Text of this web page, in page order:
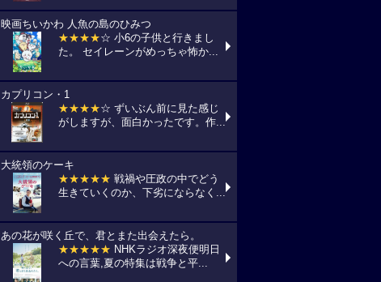
映画ちいかわ 人魚の島のひみつ
★★★★☆ 小6の子供と行きまし
た。 セイレーンがめっちゃ怖か...
カプリコン・1
★★★★☆ ずいぶん前に見た感じ
がしますが、面白かったです。作...
大統領のケーキ
★★★★★ 戦禍や圧政の中でどう
生きていくのか、下劣にならなく...
あの花が咲く丘で、君とまた出会えたら。
★★★★★ NHKラジオ深夜便明日
への言葉,夏の特集は戦争と平...